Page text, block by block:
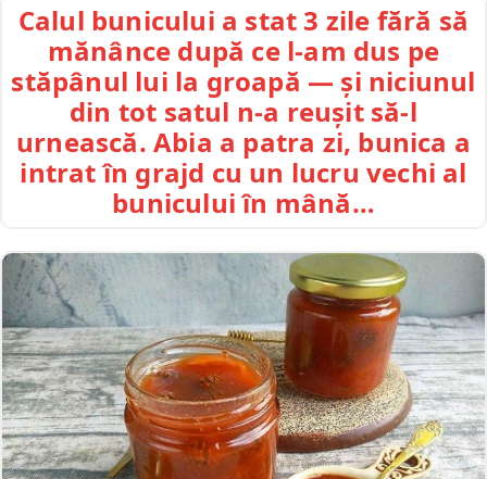
Calul bunicului a stat 3 zile fără să
mănânce după ce l-am dus pe
stăpânul lui la groapă — și niciunul
din tot satul n-a reușit să-l
urnească. Abia a patra zi, bunica a
intrat în grajd cu un lucru vechi al
bunicului în mână…